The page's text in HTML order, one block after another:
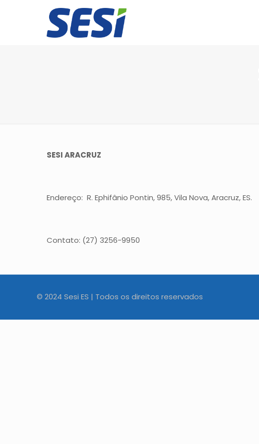
SESI ARACRUZ
Endereço: R. Ephifânio Pontin, 985, Vila Nova, Aracruz, ES.
Contato: (27) 3256-9950
© 2024 Sesi ES | Todos os direitos reservados